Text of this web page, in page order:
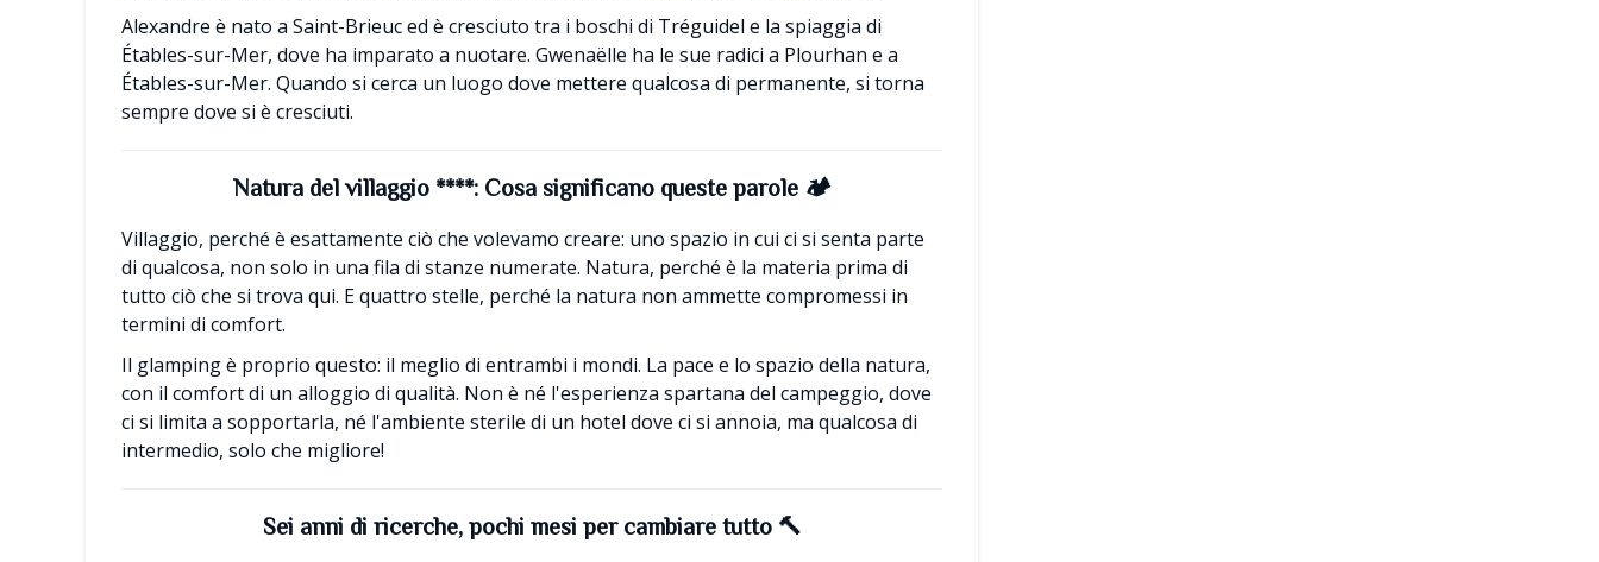
Alexandre è nato a Saint-Brieuc ed è cresciuto tra i boschi di Tréguidel e la spiaggia di
Étables-sur-Mer, dove ha imparato a nuotare. Gwenaëlle ha le sue radici a Plourhan e a
Étables-sur-Mer. Quando si cerca un luogo dove mettere qualcosa di permanente, si torna
sempre dove si è cresciuti.
Natura del villaggio ****: Cosa significano queste parole 🏕️
Villaggio, perché è esattamente ciò che volevamo creare: uno spazio in cui ci si senta parte
di qualcosa, non solo in una fila di stanze numerate. Natura, perché è la materia prima di
tutto ciò che si trova qui. E quattro stelle, perché la natura non ammette compromessi in
termini di comfort.
Il glamping è proprio questo: il meglio di entrambi i mondi. La pace e lo spazio della natura,
con il comfort di un alloggio di qualità. Non è né l'esperienza spartana del campeggio, dove
ci si limita a sopportarla, né l'ambiente sterile di un hotel dove ci si annoia, ma qualcosa di
intermedio, solo che migliore!
Sei anni di ricerche, pochi mesi per cambiare tutto🔨